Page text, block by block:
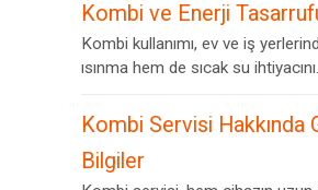
Kombi ve Enerji
Kombi kullanımı, ev ve iş
ısınma hem de sıcak su
Kombi Servisi Hakkında
Bilgiler